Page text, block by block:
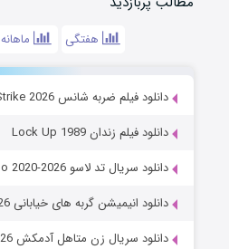
هفتگی ماهانه
دانلود فیلم ضربه شانس Lucky Strike 2026
دانلود فیلم زندان Lock Up 1989
دانلود سریال تد لاسو Ted Lasso 2020-2026
دانلود انیمیشن گربه های خیابانی Alley Cats 2026
دانلود سریال زن متاهل آدمکش A Bona Fide Killer 2026